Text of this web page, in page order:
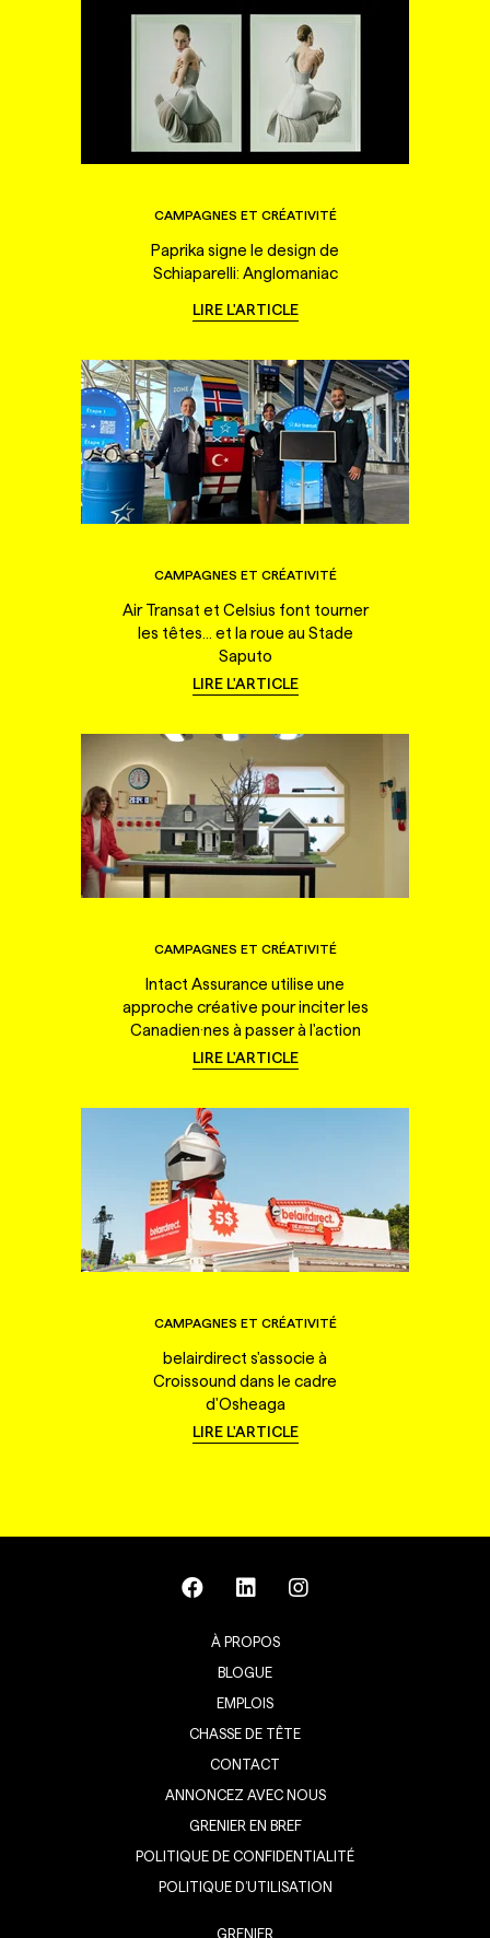
CAMPAGNES ET CRÉATIVITÉ
Paprika signe le design de
Schiaparelli: Anglomaniac
LIRE L'ARTICLE
CAMPAGNES ET CRÉATIVITÉ
Air Transat et Celsius font tourner
les têtes... et la roue au Stade
Saputo
LIRE L'ARTICLE
CAMPAGNES ET CRÉATIVITÉ
Intact Assurance utilise une
approche créative pour inciter les
Canadien·nes à passer à l'action
LIRE L'ARTICLE
CAMPAGNES ET CRÉATIVITÉ
belairdirect s'associe à
Croissound dans le cadre
d'Osheaga
LIRE L'ARTICLE
À PROPOS
BLOGUE
EMPLOIS
CHASSE DE TÊTE
CONTACT
ANNONCEZ AVEC NOUS
GRENIER EN BREF
POLITIQUE DE CONFIDENTIALITÉ
POLITIQUE D’UTILISATION
GRENIER